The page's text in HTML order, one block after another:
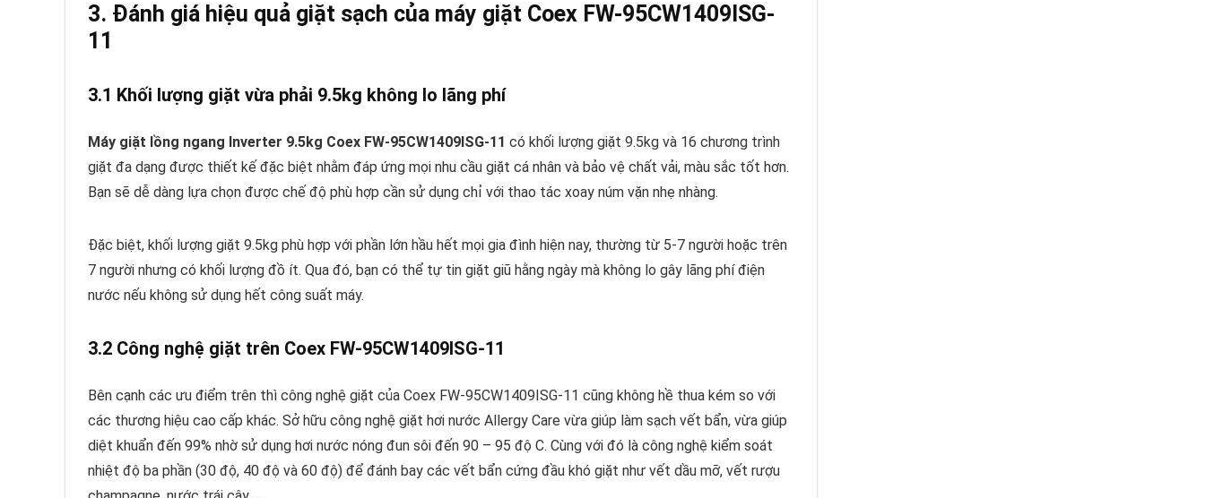
3. Đánh giá hiệu quả giặt sạch của máy giặt Coex FW-95CW1409ISG-
11
3.1 Khối lượng giặt vừa phải 9.5kg không lo lãng phí
Máy giặt lồng ngang Inverter 9.5kg Coex FW-95CW1409ISG-11 có khối lượng giặt 9.5kg và 16 chương trình
giặt đa dạng được thiết kế đặc biệt nhằm đáp ứng mọi nhu cầu giặt cá nhân và bảo vệ chất vải, màu sắc tốt hơn.
Bạn sẽ dễ dàng lựa chọn được chế độ phù hợp cần sử dụng chỉ với thao tác xoay núm vặn nhẹ nhàng.
Đặc biệt, khối lượng giặt 9.5kg phù hợp với phần lớn hầu hết mọi gia đình hiện nay, thường từ 5-7 người hoặc trên
7 người nhưng có khối lượng đồ ít. Qua đó, bạn có thể tự tin giặt giũ hằng ngày mà không lo gây lãng phí điện
nước nếu không sử dụng hết công suất máy.
3.2 Công nghệ giặt trên Coex FW-95CW1409ISG-11
Bên cạnh các ưu điểm trên thì công nghệ giặt của Coex FW-95CW1409ISG-11 cũng không hề thua kém so với
các thương hiệu cao cấp khác. Sở hữu công nghệ giặt hơi nước Allergy Care vừa giúp làm sạch vết bẩn, vừa giúp
diệt khuẩn đến 99% nhờ sử dụng hơi nước nóng đun sôi đến 90 – 95 độ C. Cùng với đó là công nghệ kiểm soát
nhiệt độ ba phần (30 độ, 40 độ và 60 độ) để đánh bay các vết bẩn cứng đầu khó giặt như vết dầu mỡ, vết rượu